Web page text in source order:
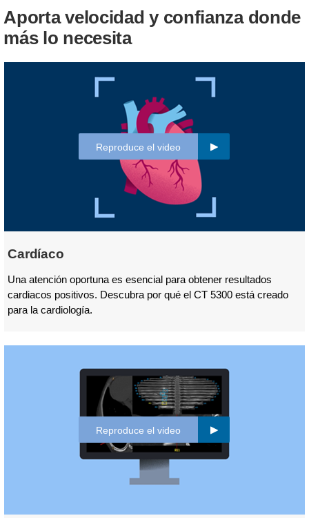
Aporta velocidad y confianza donde
más lo necesita
Reproduce el video
Cardíaco
Una atención oportuna es esencial para obtener resultados
cardiacos positivos. Descubra por qué el CT 5300 está creado
para la cardiología.
Reproduce el video